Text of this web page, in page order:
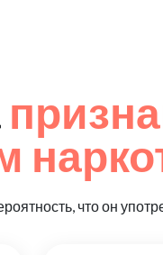
что он